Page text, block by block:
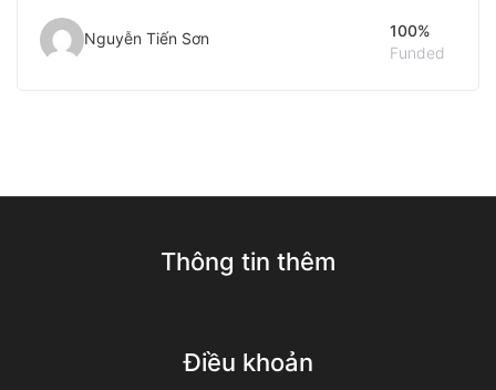
Nguyễn Tiến Sơn
100%
Funded
Thông tin thêm
Điều khoản